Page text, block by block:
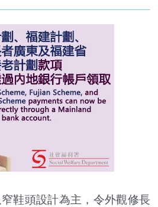
鞋頭設計為主，令外觀修長